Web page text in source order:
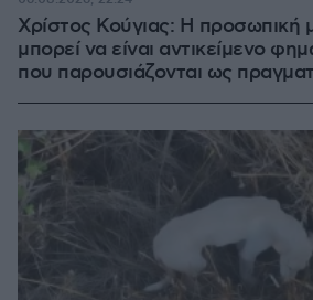
Χρίστος Κούγιας: Η προσωπική
μπορεί να είναι αντικείμενο
που παρουσιάζονται ως